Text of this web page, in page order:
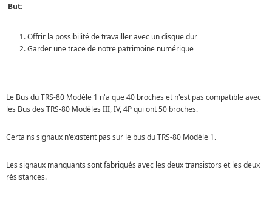
But:
Offrir la possibilité de travailler avec un disque dur
Garder une trace de notre patrimoine numérique
Le Bus du TRS-80 Modèle 1 n'a que 40 broches et n'est pas compatible avec
les Bus des TRS-80 Modèles III, IV, 4P qui ont 50 broches.
Certains signaux n'existent pas sur le bus du TRS-80 Modèle 1.
Les signaux manquants sont fabriqués avec les deux transistors et les deux
résistances.